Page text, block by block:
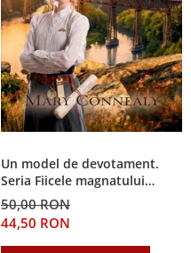
Un model de devotament.
Seria Fiicele magnatului
forestier 3
50,00 RON
44,50 RON